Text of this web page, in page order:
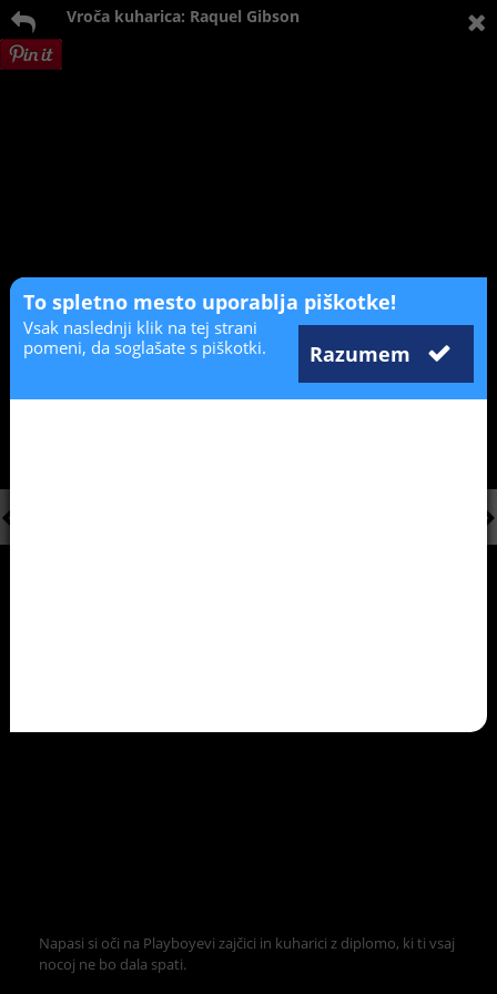
Vroča kuharica: Raquel Gibson
Napasi si oči na Playboyevi zajčici in kuharici z diplomo, ki ti vsaj
nocoj ne bo dala spati.
To spletno mesto uporablja piškotke!
Razumem
Vsak naslednji klik na tej strani
pomeni, da soglašate s piškotki.